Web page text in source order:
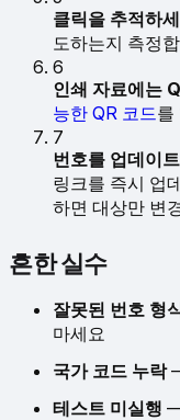
클릭을 추적하
도하는지 측정
6
인쇄 자료에는
능한 QR 코드를
7
번호를 업데이
링크를 즉시 업
하면 대상만 변
흔한 실수
잘못된 번호 형
마세요
국가 코드 누락
테스트 미실행